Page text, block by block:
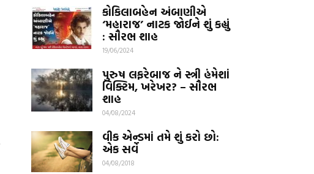
કોકિલાબહેન અંબાણીએ
‘મહારાજ’ નાટક જોઈને શું કહ્યું
: સૌરભ શાહ
19/06/2024
પુરુષ લફરેબાજ ને સ્ત્રી હંમેશાં
વિક્ટિમ, ખરેખર? – સૌરભ
શાહ
04/08/2024
વીક એન્ડમાં તમે શું કરો છો:
એક સર્વે
04/08/2018